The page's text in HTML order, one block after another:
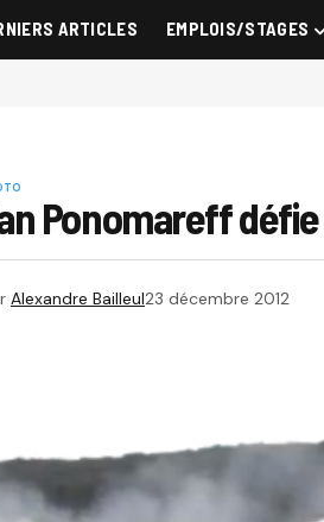
ARTICLES EMPLOIS/STAGES
Ponomareff défie
Alexandre Bailleul23 décembre 2012